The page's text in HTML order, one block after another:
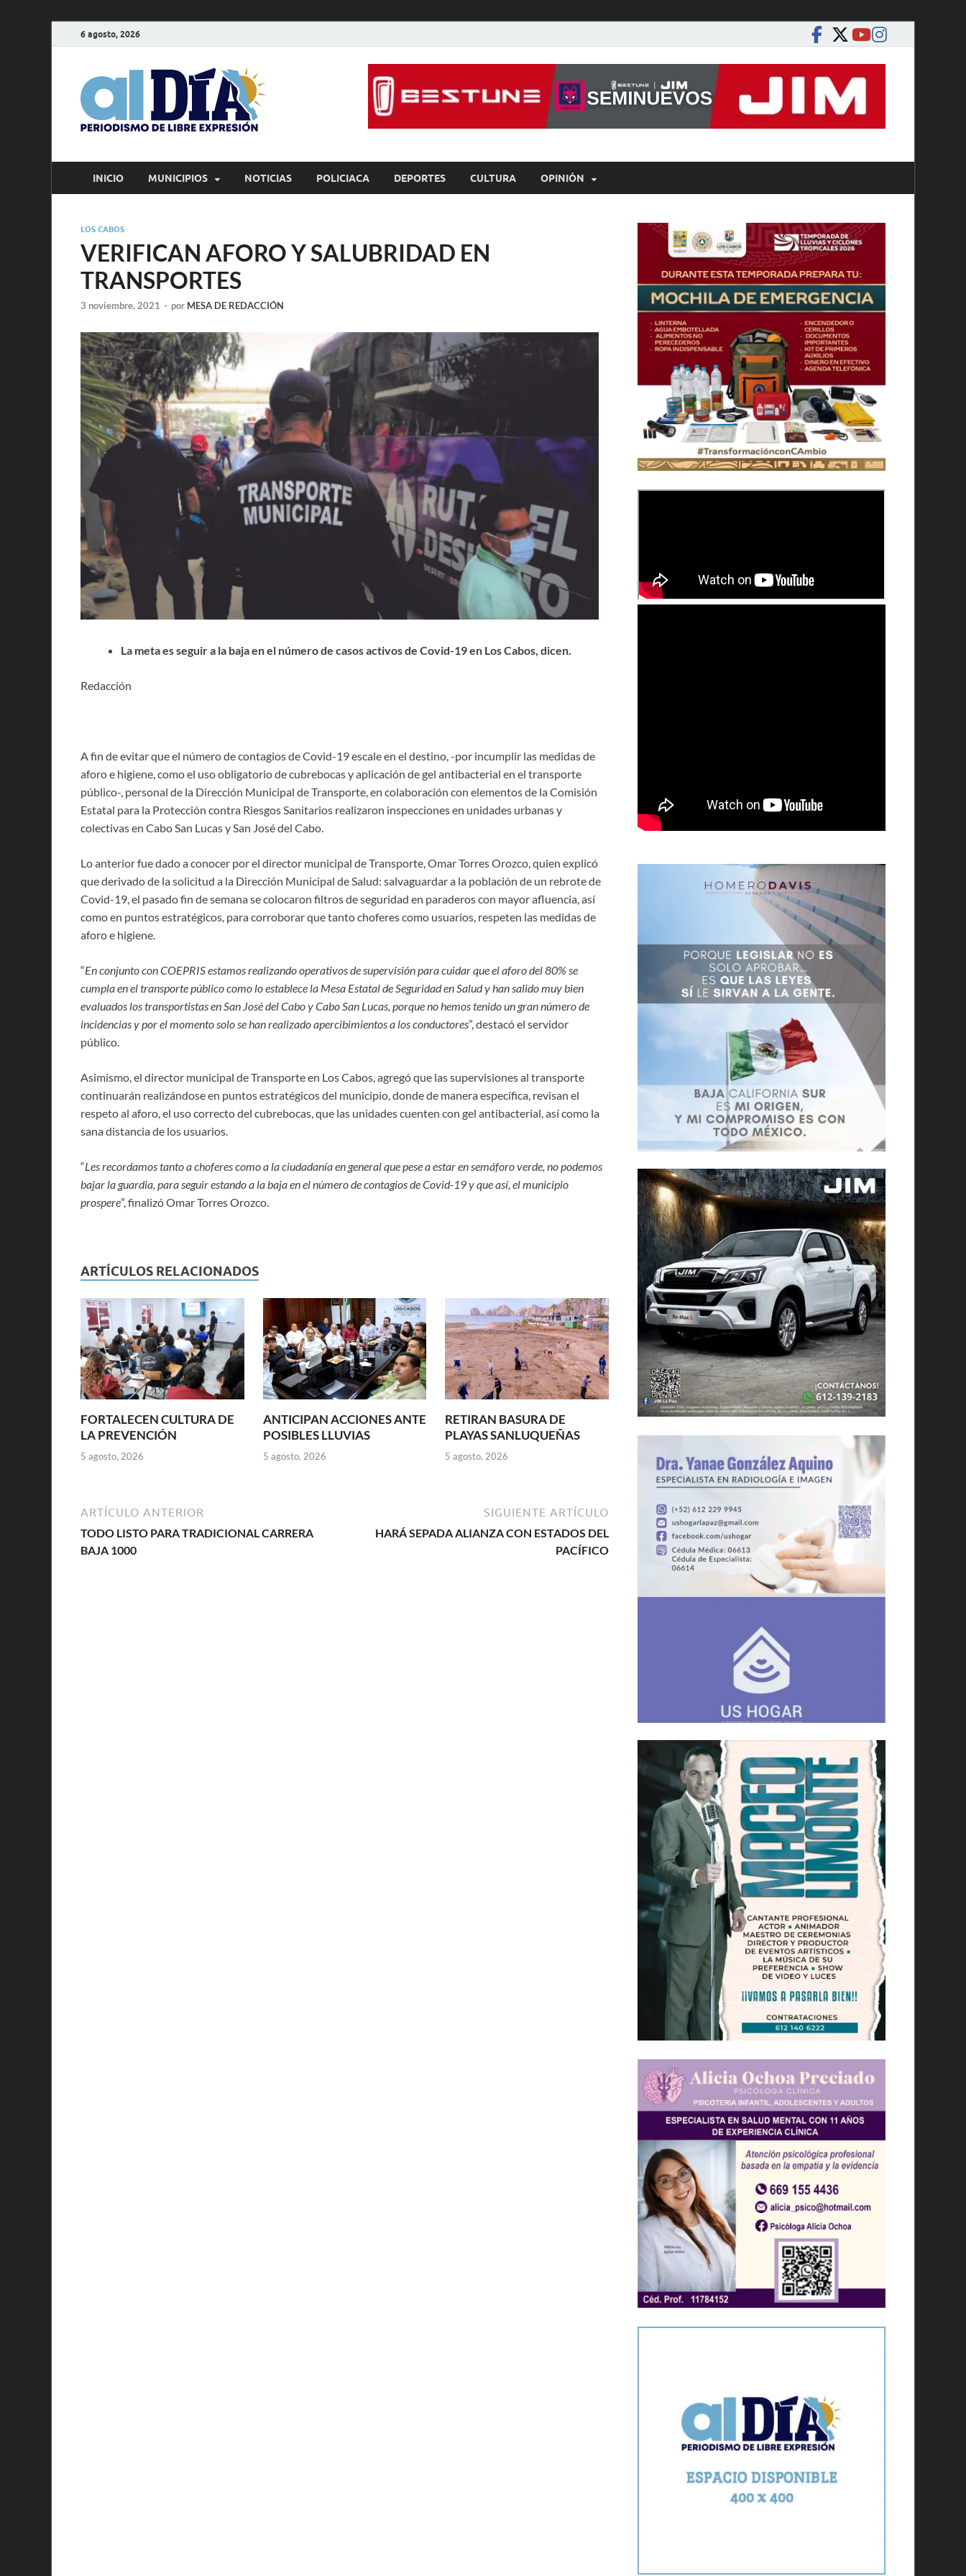
6 agosto, 2026
alDíaBCS
Periodismo de libre expresión
INICIO MUNICIPIOS NOTICIAS POLICIACA DEPORTES CULTURA OPINIÓN
LOS CABOS
VERIFICAN AFORO Y SALUBRIDAD EN
TRANSPORTES
3 noviembre, 2021 - por MESA DE REDACCIÓN
La meta es seguir a la baja en el número de casos activos de Covid-19 en Los Cabos, dicen.
Redacción
A fin de evitar que el número de contagios de Covid-19 escale en el destino, -por incumplir las medidas de
aforo e higiene, como el uso obligatorio de cubrebocas y aplicación de gel antibacterial en el transporte
público-, personal de la Dirección Municipal de Transporte, en colaboración con elementos de la Comisión
Estatal para la Protección contra Riesgos Sanitarios realizaron inspecciones en unidades urbanas y
colectivas en Cabo San Lucas y San José del Cabo.
Lo anterior fue dado a conocer por el director municipal de Transporte, Omar Torres Orozco, quien explicó
que derivado de la solicitud a la Dirección Municipal de Salud: salvaguardar a la población de un rebrote de
Covid-19, el pasado fin de semana se colocaron filtros de seguridad en paraderos con mayor afluencia, así
como en puntos estratégicos, para corroborar que tanto choferes como usuarios, respeten las medidas de
aforo e higiene.
“En conjunto con COEPRIS estamos realizando operativos de supervisión para cuidar que el aforo del 80% se
cumpla en el transporte público como lo establece la Mesa Estatal de Seguridad en Salud y han salido muy bien
evaluados los transportistas en San José del Cabo y Cabo San Lucas, porque no hemos tenido un gran número de
incidencias y por el momento solo se han realizado apercibimientos a los conductores”, destacó el servidor
público.
Asimismo, el director municipal de Transporte en Los Cabos, agregó que las supervisiones al transporte
continuarán realizándose en puntos estratégicos del municipio, donde de manera específica, revisan el
respeto al aforo, el uso correcto del cubrebocas, que las unidades cuenten con gel antibacterial, así como la
sana distancia de los usuarios.
“Les recordamos tanto a choferes como a la ciudadanía en general que pese a estar en semáforo verde, no podemos
bajar la guardia, para seguir estando a la baja en el número de contagios de Covid-19 y que así, el municipio
prospere”, finalizó Omar Torres Orozco.
ARTÍCULOS RELACIONADOS
FORTALECEN CULTURA DE
LA PREVENCIÓN
5 agosto, 2026
ANTICIPAN ACCIONES ANTE
POSIBLES LLUVIAS
5 agosto, 2026
RETIRAN BASURA DE
PLAYAS SANLUQUEÑAS
5 agosto, 2026
ARTÍCULO ANTERIOR
TODO LISTO PARA TRADICIONAL CARRERA
BAJA 1000
SIGUIENTE ARTÍCULO
HARÁ SEPADA ALIANZA CON ESTADOS DEL
PACÍFICO